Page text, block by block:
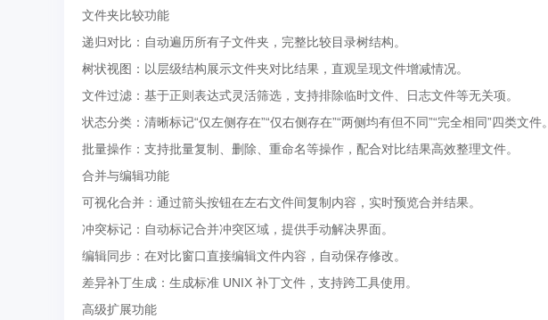
文件夹比较功能
递归对比：自动遍历所有子文件夹，完整比较目录树结构。
树状视图：以层级结构展示文件夹对比结果，直观呈现文件增减情况。
文件过滤：基于正则表达式灵活筛选，支持排除临时文件、日志文件等无关项。
状态分类：清晰标记“仅左侧存在”“仅右侧存在”“两侧均有但不同”“完全相同”四类文件。
批量操作：支持批量复制、删除、重命名等操作，配合对比结果高效整理文件。
合并与编辑功能
可视化合并：通过箭头按钮在左右文件间复制内容，实时预览合并结果。
冲突标记：自动标记合并冲突区域，提供手动解决界面。
编辑同步：在对比窗口直接编辑文件内容，自动保存修改。
差异补丁生成：生成标准 UNIX 补丁文件，支持跨工具使用。
高级扩展功能